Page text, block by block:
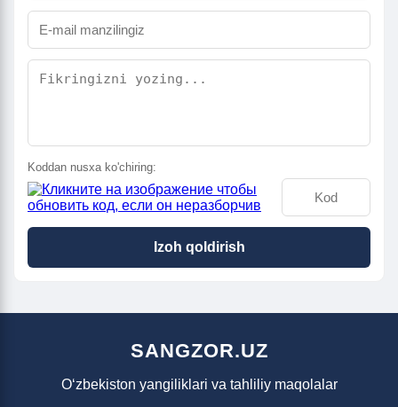
Koddan nusxa ko'chiring:
Izoh qoldirish
SANGZOR.UZ
O‘zbekiston yangiliklari va tahliliy maqolalar